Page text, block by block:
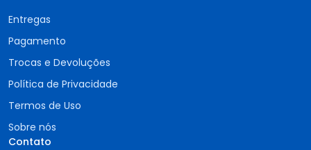
Entregas
Pagamento
Trocas e Devoluções
Política de Privacidade
Termos de Uso
Sobre nós
Contato